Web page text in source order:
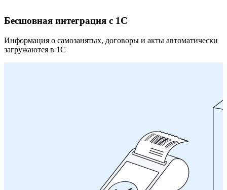
Бесшовная интеграция с 1С
Информация о самозанятых, договоры и акты автоматически
загружаются в 1С